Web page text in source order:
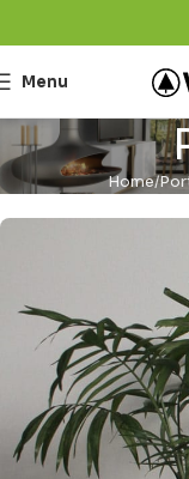
Menu
Home